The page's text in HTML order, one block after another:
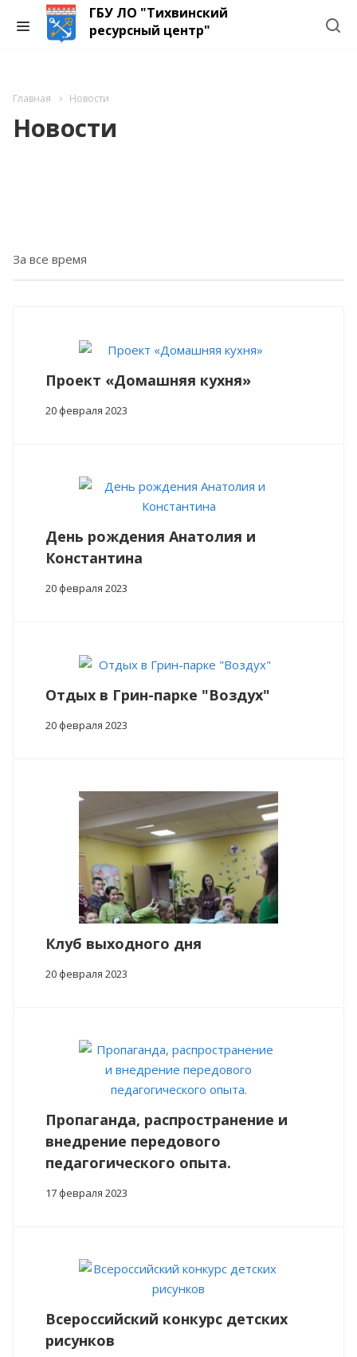
ГБУ ЛО "Тихвинский
ресурсный центр"
Главная Новости
Новости
Проект «Домашняя кухня»
20 февраля 2023
День рождения Анатолия и
Константина
20 февраля 2023
Отдых в Грин-парке "Воздух"
20 февраля 2023
Клуб выходного дня
20 февраля 2023
Пропаганда, распространение и
внедрение передового
педагогического опыта.
17 февраля 2023
Всероссийский конкурс детских
рисунков